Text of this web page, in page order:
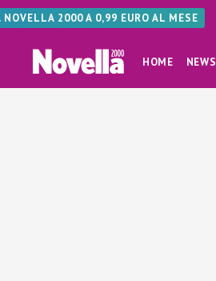
NOVELLA 2000 A 0,99 EURO AL MESE
HOME NEWS